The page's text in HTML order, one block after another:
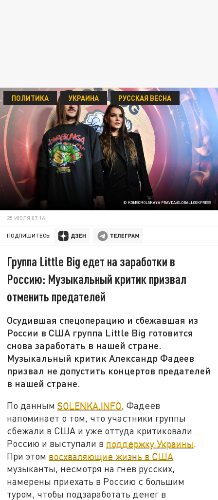
© KOMSOMOLSKAYA PRAVDA/GLOBALLOOKPRESS
ПОЛИТИКА УКРАИНА РУССКАЯ ВЕСНА
25 ИЮЛЯ 07:16
ПОДПИШИТЕСЬ:
Группа Little Big едет на заработки в
Россию: Музыкальный критик призвал
отменить предателей
Осудившая спецоперацию и сбежавшая из
России в США группа Little Big готовится
снова заработать в нашей стране.
Музыкальный критик Александр Фадеев
призвал не допустить концертов предателей
в нашей стране.
По даннымSOLENKA.INFO, Фадеев
напоминает о том, что участники группы
сбежали в США и уже оттуда критиковали
Россию и выступали в поддержку Украины.
При этом восхваляющие жизнь в США
музыканты, несмотря на гнев русских,
намерены приехать в Россию с большим
туром, чтобы подзаработать денег в